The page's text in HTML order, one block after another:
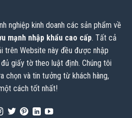
nghiệp kinh doanh các sản phẩm về
mạnh nhập khẩu cao cấp. Tất cả
trên Website này đều được nhập
giấy tờ theo luật định. Chúng tôi
chọn và tin tưởng từ khách hàng,
cách tốt nhất!